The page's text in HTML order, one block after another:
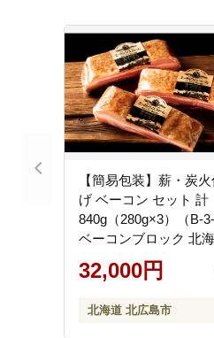
【簡易包装】薪・炭火
げ ベーコン セット 計
840g（280g×3）（B-3-
ベーコンブロック 北
北広島市 エーデル
32,000円
北海道 北広島市